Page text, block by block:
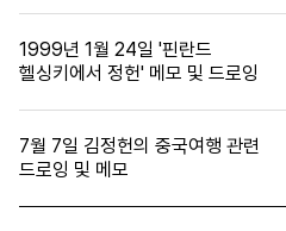
1999년 1월 24일 '핀란드
헬싱키에서 정헌' 메모 및 드로잉
7월 7일 김정헌의 중국여행 관련
드로잉 및 메모